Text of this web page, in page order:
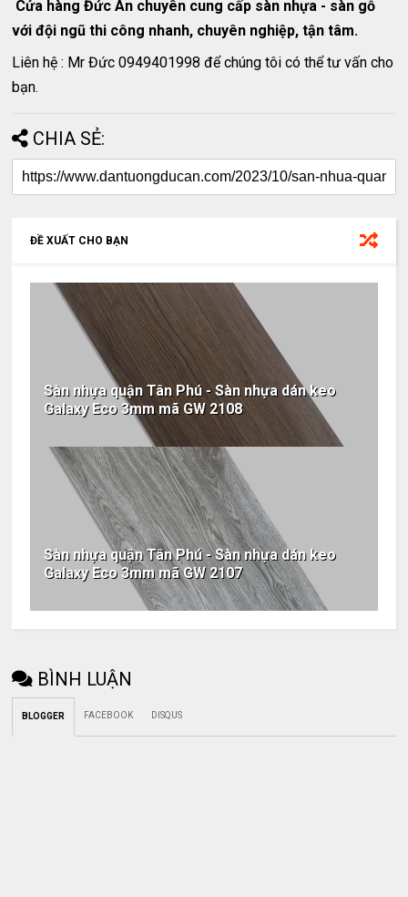
Cửa hàng Đức An chuyên cung cấp sàn nhựa - sàn gỗ
với đội ngũ thi công nhanh, chuyên nghiệp, tận tâm.
Liên hệ : Mr Đức 0949401998 để chúng tôi có thể tư vấn cho
bạn.
CHIA SẺ:
ĐỀ XUẤT CHO BẠN
Sàn nhựa quận Tân Phú - Sàn nhựa dán keo
Galaxy Eco 3mm mã GW 2108
Sàn nhựa quận Tân Phú - Sàn nhựa dán keo
Galaxy Eco 3mm mã GW 2107
BÌNH LUẬN
BLOGGER FACEBOOK DISQUS